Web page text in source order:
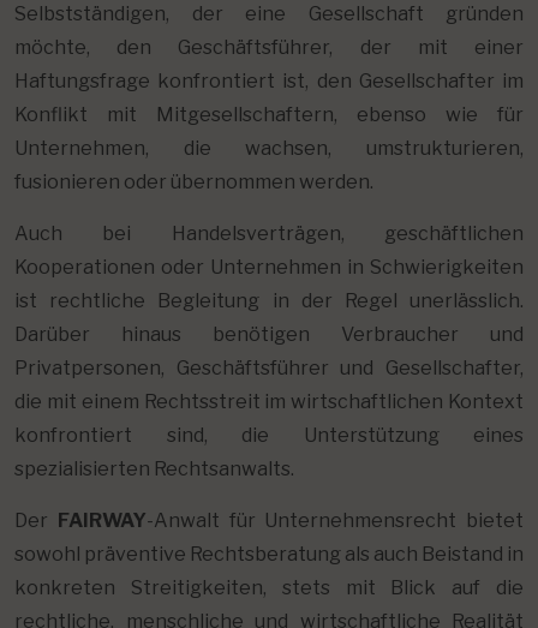
Selbstständigen, der eine Gesellschaft gründen
möchte, den Geschäftsführer, der mit einer
Haftungsfrage konfrontiert ist, den Gesellschafter im
Konflikt mit Mitgesellschaftern, ebenso wie für
Unternehmen, die wachsen, umstrukturieren,
fusionieren oder übernommen werden.
Auch bei Handelsverträgen, geschäftlichen
Kooperationen oder Unternehmen in Schwierigkeiten
ist rechtliche Begleitung in der Regel unerlässlich.
Darüber hinaus benötigen Verbraucher und
Privatpersonen, Geschäftsführer und Gesellschafter,
die mit einem Rechtsstreit im wirtschaftlichen Kontext
konfrontiert sind, die Unterstützung eines
spezialisierten Rechtsanwalts.
Der FAIRWAY-Anwalt für Unternehmensrecht bietet
sowohl präventive Rechtsberatung als auch Beistand in
konkreten Streitigkeiten, stets mit Blick auf die
rechtliche, menschliche und wirtschaftliche Realität